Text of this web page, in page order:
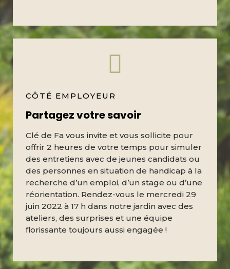
CÔTÉ EMPLOYEUR
Partagez votre savoir
Clé de Fa vous invite et vous sollicite pour
offrir 2 heures de votre temps pour simuler
des entretiens avec de jeunes candidats ou
des personnes en situation de handicap à la
recherche d’un emploi, d’un stage ou d’une
réorientation. Rendez-vous le mercredi 29
juin 2022 à 17 h dans notre jardin avec des
ateliers, des surprises et une équipe
florissante toujours aussi engagée !